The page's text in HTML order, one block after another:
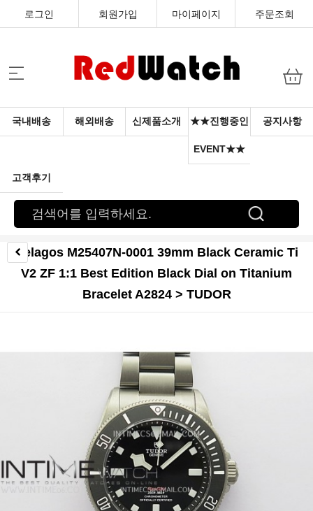
로그인 회원가입 마이페이지 주문조회
국내배송 해외배송 신제품소개 ★★진행중인
EVENT★★
공지사항
고객후기
Pelagos M25407N-0001 39mm Black Ceramic Ti
V2 ZF 1:1 Best Edition Black Dial on Titanium
Bracelet A2824 > TUDOR